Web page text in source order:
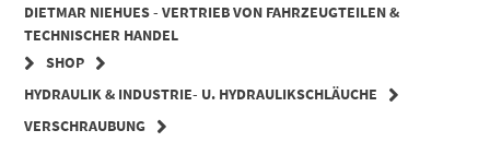
DIETMAR NIEHUES - VERTRIEB VON FAHRZEUGTEILEN &
TECHNISCHER HANDEL
SHOP
HYDRAULIK & INDUSTRIE- U. HYDRAULIKSCHLÄUCHE
VERSCHRAUBUNG